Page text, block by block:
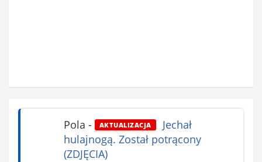
Pola - AKTUALIZACJA
Jechał
hulajnogą. Został potrącony
(ZDJĘCIA)